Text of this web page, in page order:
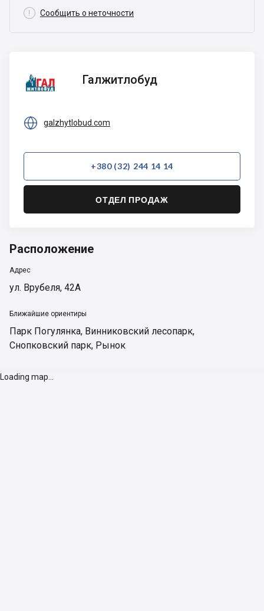
 Сообщить о неточности
Галжитлобуд
Галжитлобуд
 galzhytlobud.com
+380 (32) 244 14 14
ОТДЕЛ ПРОДАЖ
Расположение
Адрес
ул. Врубеля, 42А
Ближайшие ориентиры
Парк Погулянка, Винниковский лесопарк,
Снопковский парк, Рынок
Loading map...